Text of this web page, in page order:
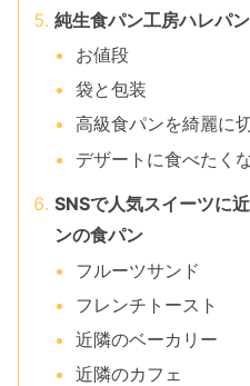
純生食パン工房ハレパ
お値段
袋と包装
高級食パンを綺麗に
デザートに食べたく
SNSで人気スイーツに
ンの食パン
フルーツサンド
フレンチトースト
近隣のベーカリー
近隣のカフェ